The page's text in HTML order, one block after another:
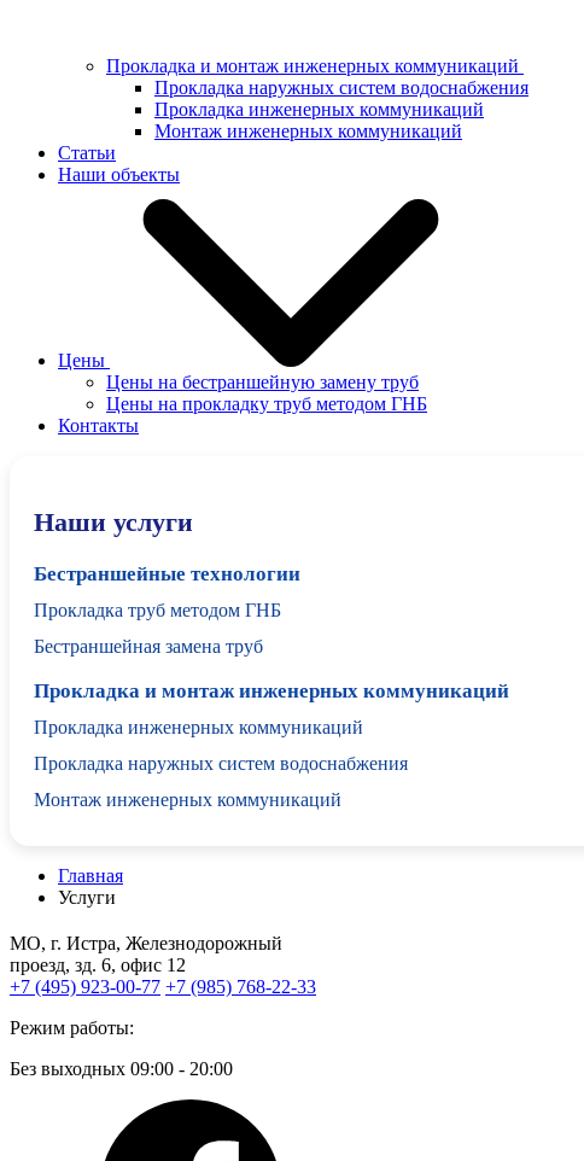
Прокладка и монтаж инженерных коммуникаций
Прокладка наружных систем водоснабжения
Прокладка инженерных коммуникаций
Монтаж инженерных коммуникаций
Статьи
Наши объекты
Цены
Цены на бестраншейную замену труб
Цены на прокладку труб методом ГНБ
Контакты
Наши услуги
Бестраншейные технологии
Прокладка труб методом ГНБ
Бестраншейная замена труб
Прокладка и монтаж инженерных коммуникаций
Прокладка инженерных коммуникаций
Прокладка наружных систем водоснабжения
Монтаж инженерных коммуникаций
Главная
Услуги
МО, г. Истра, Железнодорожный
проезд, зд. 6, офис 12
+7 (495) 923-00-77 +7 (985) 768-22-33
Режим работы:
Без выходных 09:00 - 20:00